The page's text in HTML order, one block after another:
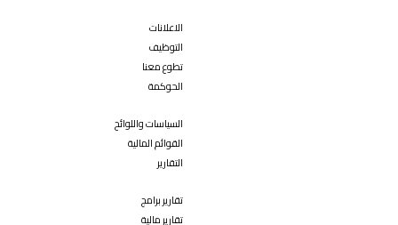
الاعلانات
التوظيف
تطوع معنا
الحوكمة
السياسات واللوائح
القوائم المالية
التقارير
تقارير برامج
تقارير مالية